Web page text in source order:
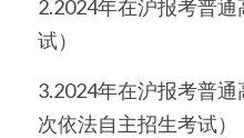
2.2024年在沪报考普
试）
3.2024年在沪报考普
次依法自主招生考试）